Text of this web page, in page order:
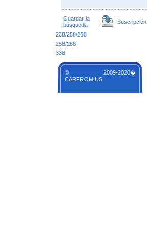
Guardar la
búsqueda
Suscripción
238/258/268
258/268
338
© 2009-2020�
CARFROM.US